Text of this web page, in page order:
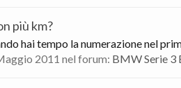
più km?
hai tempo la numerazione nel
2011 nel forum: BMW Serie 3